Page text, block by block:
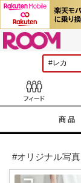
商品
#オリジナル写真